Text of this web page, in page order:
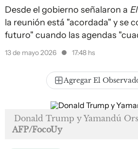
Desde el gobierno señalaron a
la reunión está "acordada" y se
futuro" cuando las agendas
13 de mayo 2026 17:48 hs
Agregar El
Donald Trump y Yamandú
AFP/FocoUy